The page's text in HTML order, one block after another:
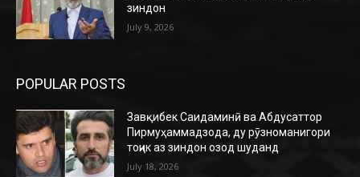
зиндон
July 9, 2026
POPULAR POSTS
Завқибек Саидаминӣ ва Абдусаттор
Пирмуҳаммадзода, ду рӯзноманигори
тоҷик аз зиндон озод шуданд
July 18, 2026